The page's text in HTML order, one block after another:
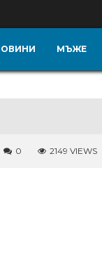
МЪЖЕ
0 2149 VIEWS